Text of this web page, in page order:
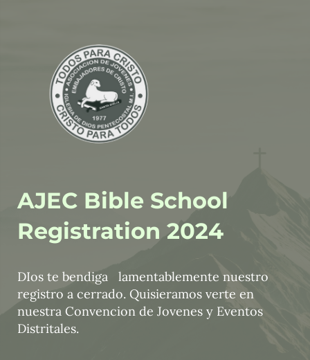
AJEC Bible School
Registration 2024
DIos te bendiga
lamentablemente nuestro
registro a cerrado. Quisieramos verte en
nuestra Convencion de Jovenes y Eventos
Distritales.